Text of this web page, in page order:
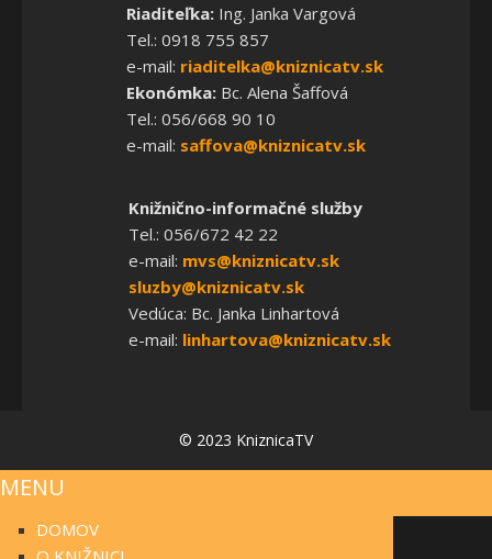
Riaditeľka:Ing. Janka Vargová
Tel.: 0918 755 857
e-mail: riaditelka@kniznicatv.sk
Ekonómka:Bc. Alena Šaffová
Tel.: 056/668 90 10
e-mail: saffova@kniznicatv.sk
Knižnično-informačné služby
Tel.: 056/672 42 22
e-mail: mvs@kniznicatv.sk
sluzby@kniznicatv.sk
Vedúca: Bc. Janka Linhartová
e-mail: linhartova@kniznicatv.sk
© 2023 KniznicaTV
MENU
DOMOV